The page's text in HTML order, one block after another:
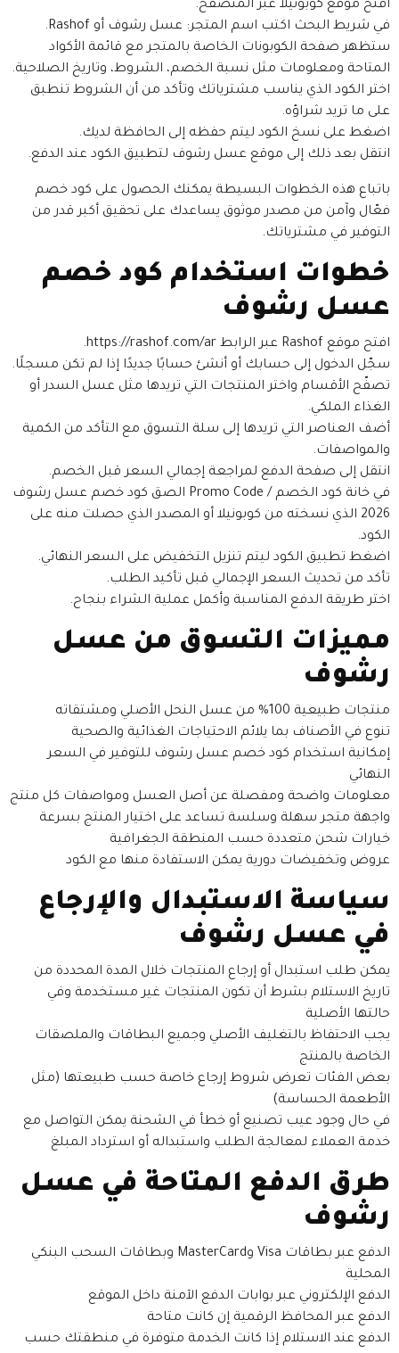
افتح موقع كوبونيلا عبر المتصفح.
في شريط البحث اكتب اسم المتجر: عسل رشوف أو Rashof.
ستظهر صفحة الكوبونات الخاصة بالمتجر مع قائمة الأكواد
المتاحة ومعلومات مثل نسبة الخصم، الشروط، وتاريخ الصلاحية.
اختر الكود الذي يناسب مشترياتك وتأكد من أن الشروط تنطبق
على ما تريد شراؤه.
اضغط على نسخ الكود ليتم حفظه إلى الحافظة لديك.
انتقل بعد ذلك إلى موقع عسل رشوف لتطبيق الكود عند الدفع.
باتباع هذه الخطوات البسيطة يمكنك الحصول على كود خصم
فعّال وآمن من مصدر موثوق يساعدك على تحقيق أكبر قدر من
التوفير في مشترياتك.
خطوات استخدام كود خصم
عسل رشوف
افتح موقع Rashof عبر الرابط https://rashof.com/ar.
سجّل الدخول إلى حسابك أو أنشئ حسابًا جديدًا إذا لم تكن مسجلًا.
تصفّح الأقسام واختر المنتجات التي تريدها مثل عسل السدر أو
الغذاء الملكي.
أضف العناصر التي تريدها إلى سلة التسوق مع التأكد من الكمية
والمواصفات.
انتقل إلى صفحة الدفع لمراجعة إجمالي السعر قبل الخصم.
في خانة كود الخصم / Promo Code الصق كود خصم عسل رشوف
2026 الذي نسخته من كوبونيلا أو المصدر الذي حصلت منه على
الكود.
اضغط تطبيق الكود ليتم تنزيل التخفيض على السعر النهائي.
تأكد من تحديث السعر الإجمالي قبل تأكيد الطلب.
اختر طريقة الدفع المناسبة وأكمل عملية الشراء بنجاح.
مميزات التسوق من عسل
رشوف
منتجات طبيعية 100% من عسل النحل الأصلي ومشتقاته
تنوع في الأصناف بما يلائم الاحتياجات الغذائية والصحية
إمكانية استخدام كود خصم عسل رشوف للتوفير في السعر
النهائي
معلومات واضحة ومفصلة عن أصل العسل ومواصفات كل منتج
واجهة متجر سهلة وسلسة تساعد على اختيار المنتج بسرعة
خيارات شحن متعددة حسب المنطقة الجغرافية
عروض وتخفيضات دورية يمكن الاستفادة منها مع الكود
سياسة الاستبدال والإرجاع
في عسل رشوف
يمكن طلب استبدال أو إرجاع المنتجات خلال المدة المحددة من
تاريخ الاستلام بشرط أن تكون المنتجات غير مستخدمة وفي
حالتها الأصلية
يجب الاحتفاظ بالتغليف الأصلي وجميع البطاقات والملصقات
الخاصة بالمنتج
بعض الفئات تعرض شروط إرجاع خاصة حسب طبيعتها (مثل
الأطعمة الحساسة)
في حال وجود عيب تصنيع أو خطأ في الشحنة يمكن التواصل مع
خدمة العملاء لمعالجة الطلب واستبداله أو استرداد المبلغ
طرق الدفع المتاحة في عسل
رشوف
الدفع عبر بطاقات Visa وMasterCard وبطاقات السحب البنكي
المحلية
الدفع الإلكتروني عبر بوابات الدفع الآمنة داخل الموقع
الدفع عبر المحافظ الرقمية إن كانت متاحة
الدفع عند الاستلام إذا كانت الخدمة متوفرة في منطقتك حسب